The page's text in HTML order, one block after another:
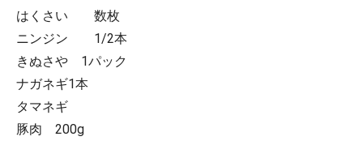
はくさい 数枚
ニンジン 1/2本
きぬさや 1パック
ナガネギ1本
タマネギ
豚肉 200g